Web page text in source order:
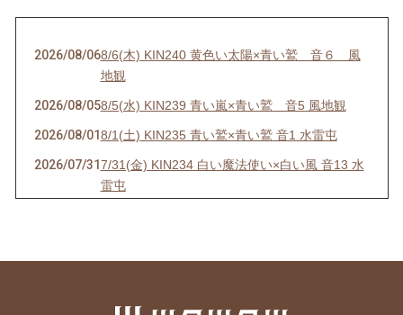
2026/08/068/6(木) KIN240 黄色い太陽×青い鷲 音６ 風
地観
2026/08/058/5(水) KIN239 青い嵐×青い鷲 音5 風地観
2026/08/018/1(土) KIN235 青い鷲×青い鷲 音1 水雷屯
2026/07/317/31(金) KIN234 白い魔法使い×白い風 音13 水
雷屯
2026/07/297/29(水) KIN232 黄色い人×白い風 音11